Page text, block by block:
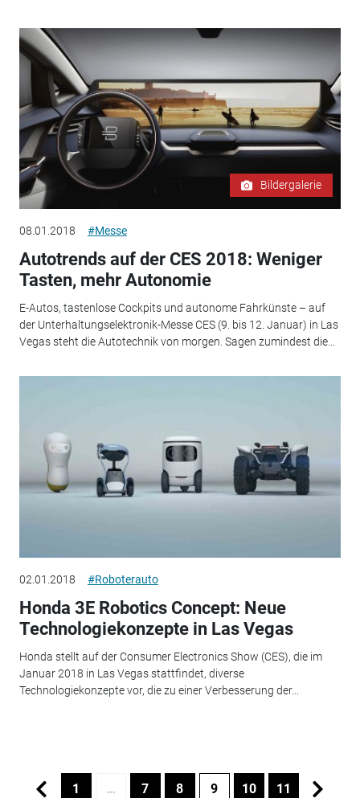
Bildergalerie
08.01.2018 #Messe
Autotrends auf der CES 2018: Weniger
Tasten, mehr Autonomie
E-Autos, tastenlose Cockpits und autonome Fahrkünste – auf
der Unterhaltungselektronik-Messe CES (9. bis 12. Januar) in Las
Vegas steht die Autotechnik von morgen. Sagen zumindest die...
02.01.2018 #Roboterauto
Honda 3E Robotics Concept: Neue
Technologiekonzepte in Las Vegas
Honda stellt auf der Consumer Electronics Show (CES), die im
Januar 2018 in Las Vegas stattfindet, diverse
Technologiekonzepte vor, die zu einer Verbesserung der...
1 … 7 8 9 10 11